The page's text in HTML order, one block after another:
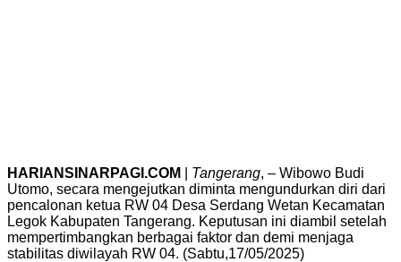
HARIANSINARPAGI.COM Tangerang, – Wibowo Budi
Utomo, secara mengejutkan diminta mengundurkan diri dari
pencalonan ketua RW 04 Desa Serdang Wetan Kecamatan
Legok Kabupaten Tangerang. Keputusan ini diambil setelah
mempertimbangkan berbagai faktor dan demi menjaga
stabilitas diwilayah RW 04. (Sabtu,17/05/2025)